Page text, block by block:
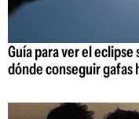
Guía para ver el eclipse
dónde conseguir gafas